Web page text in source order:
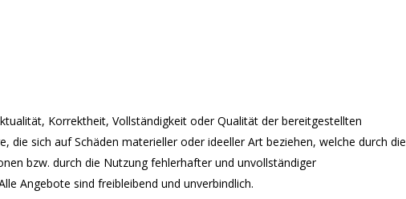
Korrektheit, Vollständigkeit oder Qualität der bereitgestellten
die sich auf Schäden materieller oder ideeller Art beziehen, welche durch die
bzw. durch die Nutzung fehlerhafter und unvollständiger
Angebote sind freibleibend und unverbindlich.